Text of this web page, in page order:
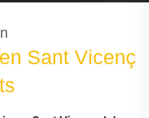
Sant Vicenç